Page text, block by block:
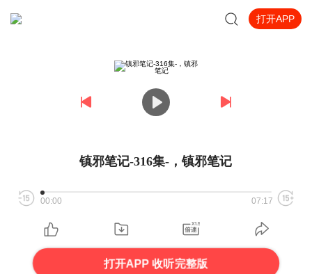
打开APP
镇邪笔记-316集-，镇邪笔记
00:00 07:17
打开APP 收听完整版